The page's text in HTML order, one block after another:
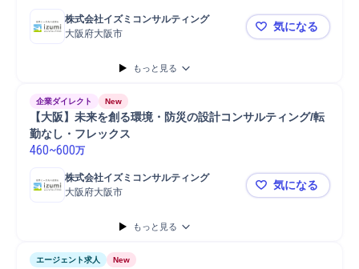
株式会社イズミコンサルティング
大阪府大阪市
大阪／設計
気になる
もっと見る
企業ダイレクト New
【大阪】未来を創る環境・防災の設計コンサルティング/転
勤なし・フレックス
460~600万
株式会社イズミコンサルティング
大阪府大阪市
【大阪】未
気になる
もっと見る
エージェント求人 New